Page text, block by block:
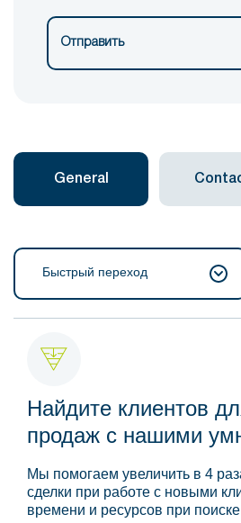
Отправить
General
Быстрый переход
Найдите клиентов
продаж с нашими
Мы помогаем увеличить в 4
сделки при работе с новыми
времени и ресурсов при